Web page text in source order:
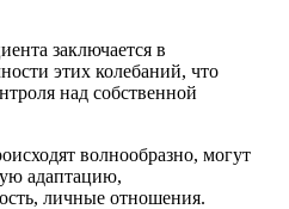
заключается в
этих колебаний, что
над собственной
волнообразно, могут
адаптацию,
личные отношения.